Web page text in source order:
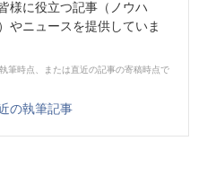
様に役立つ記事（ノウハ
やニュースを提供していま
筆時点、または直近の記事の寄稿時点で
の執筆記事